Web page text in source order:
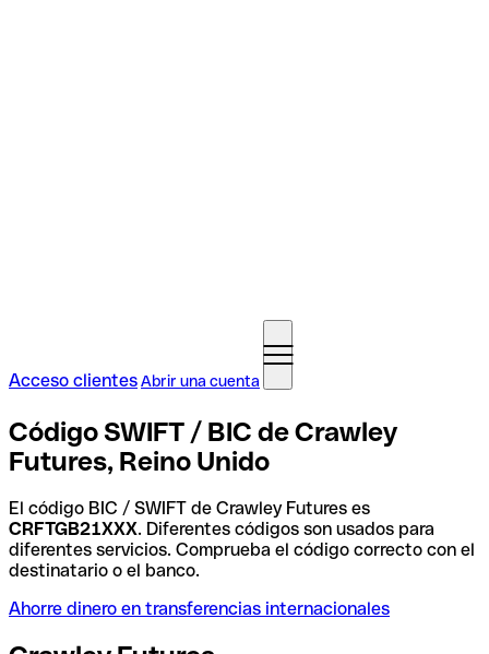
Acceso clientesAbrir una cuenta
Código SWIFT / BIC de Crawley
Futures, Reino Unido
El código BIC / SWIFT de Crawley Futures es
CRFTGB21XXX. Diferentes códigos son usados para
diferentes servicios. Comprueba el código correcto con el
destinatario o el banco.
Ahorre dinero en transferencias internacionales